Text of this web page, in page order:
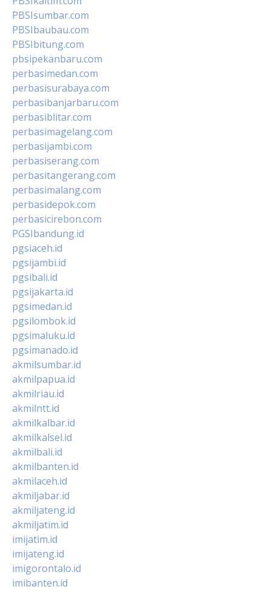
PBSIsumbar.com
PBSIbaubau.com
PBSIbitung.com
pbsipekanbaru.com
perbasimedan.com
perbasisurabaya.com
perbasibanjarbaru.com
perbasiblitar.com
perbasimagelang.com
perbasijambi.com
perbasiserang.com
perbasitangerang.com
perbasimalang.com
perbasidepok.com
perbasicirebon.com
PGSIbandung.id
pgsiaceh.id
pgsijambi.id
pgsibali.id
pgsijakarta.id
pgsimedan.id
pgsilombok.id
pgsimaluku.id
pgsimanado.id
akmilsumbar.id
akmilpapua.id
akmilriau.id
akmilntt.id
akmilkalbar.id
akmilkalsel.id
akmilbali.id
akmilbanten.id
akmilaceh.id
akmiljabar.id
akmiljateng.id
akmiljatim.id
imijatim.id
imijateng.id
imigorontalo.id
imibanten.id